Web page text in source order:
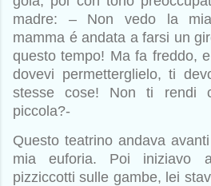
madre: – Non vedo la
mamma é andata a farsi un
questo tempo! Ma fa freddo,
dovevi permetterglielo, ti
stesse cose! Non ti rendi
piccola?-
Questo teatrino andava
mia euforia. Poi iniziavo
pizziccotti sulle gambe, lei